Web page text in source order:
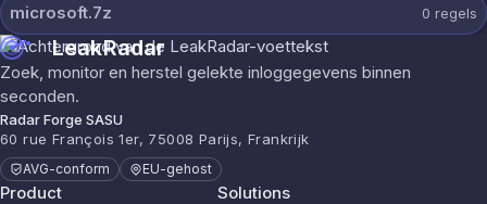
microsoft.7z 0 regels
LeakRadar
Zoek, monitor en herstel gelekte inloggegevens binnen
seconden.
Radar Forge SASU
60 rue François 1er, 75008 Parijs, Frankrijk
AVG-conform EU-gehost
Product Solutions